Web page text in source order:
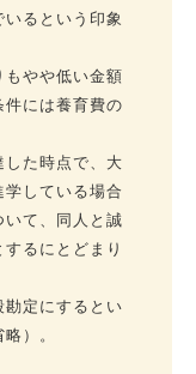
るという印象
やや低い金額
件には養育費の
した時点で、大
している場合
て、同人と誠
るにとどまり
定にするとい
）。